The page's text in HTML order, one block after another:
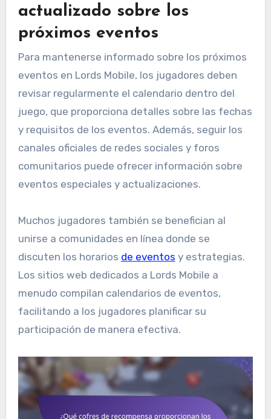
actualizado sobre los
próximos eventos
Para mantenerse informado sobre los próximos
eventos en Lords Mobile, los jugadores deben
revisar regularmente el calendario dentro del
juego, que proporciona detalles sobre las fechas
y requisitos de los eventos. Además, seguir los
canales oficiales de redes sociales y foros
comunitarios puede ofrecer información sobre
eventos especiales y actualizaciones.
Muchos jugadores también se benefician al
unirse a comunidades en línea donde se
discuten los horarios de eventos y estrategias.
Los sitios web dedicados a Lords Mobile a
menudo compilan calendarios de eventos,
facilitando a los jugadores planificar su
participación de manera efectiva.